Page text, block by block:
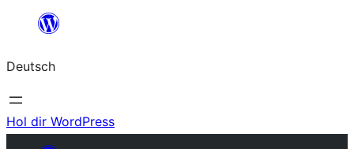
springen
Deutsch
Hol dir WordPress